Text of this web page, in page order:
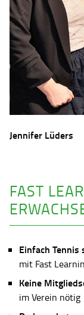
Jennifer Lüders
FAST
Einfach Tennis
mit Fast
Keine
im Verein nötig